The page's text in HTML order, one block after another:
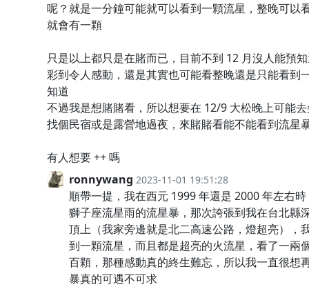
呢？就是一分鐘可能就可以看到一顆流星，整晚可以
就會有一顆
只是以上都只是在賭而已，目前不到 12 月沒人能預
彩到令人感動，還是其實也可能看整晚還是只能看到
知道
不過我是想賭賭看，所以想要在 12/9 大松晚上可能
找個民宿或是露營地過夜，來賭賭看能不能看到流星
有人想要 ++ 嗎
ronnywang 2023-11-01 19:51:28
順帶一提，我在西元 1999 年還是 2000 年左右
獅子座流星雨的流星暴，那次誇張到我在台北縣
頂上（我家旁邊就是北二高速公路，燈超亮），
到一顆流星，而且都是超亮的火流星，看了一兩
百顆，那種感動真的終生難忘，所以我一直很想
暴真的可遇不可求